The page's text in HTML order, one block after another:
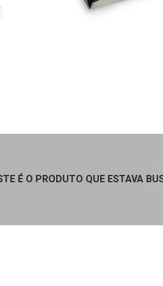
É O PRODUTO QUE ESTAVA